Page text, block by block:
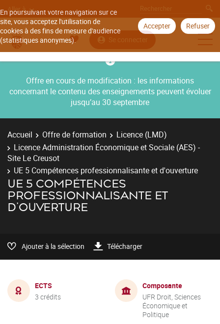
En poursuivant votre navigation sur ce
site, vous acceptez l'utilisation de
cookies à des fins de mesure d'audience
(statistiques anonymes).
Accepter Refuser
Aller à
Se connecter
Offre en cours de modification : les informations
concernant le contenu des enseignements peuvent évoluer
jusqu’au 30 septembre
Accueil Offre de formation
Licence (LMD)
Licence Administration Économique et Sociale (AES) -
Site Le Creusot
UE 5 Compétences professionnalisante et d'ouverture
UE 5 COMPÉTENCES
PROFESSIONNALISANTE ET
D'OUVERTURE
Ajouter à la sélection Télécharger
ECTS
3 crédits
Composante
UFR Droit, Sciences
Économique et
Politique